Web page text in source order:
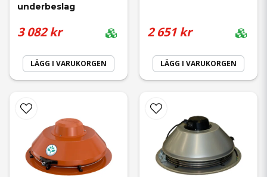
underbeslag
3 082 kr
LÄGG I VARUKORGEN
2 651 kr
LÄGG I VARUKORGEN